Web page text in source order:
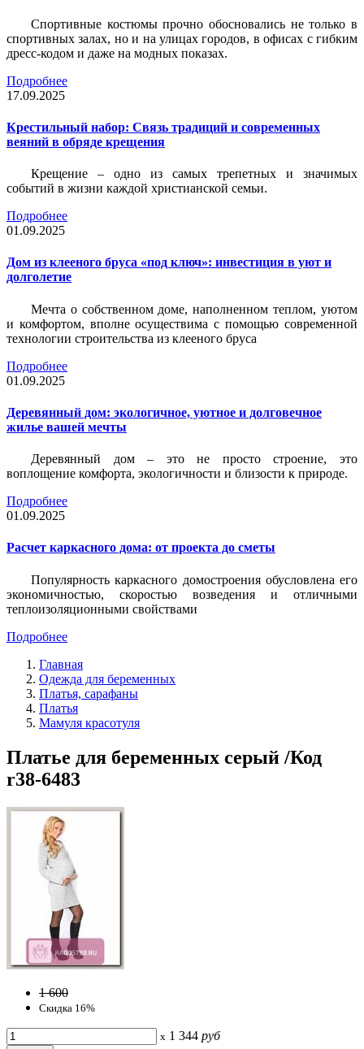
Спортивные костюмы прочно обосновались не только в
спортивных залах, но и на улицах городов, в офисах с гибким
дресс-кодом и даже на модных показах.
Подробнее
17.09.2025
Крестильный набор: Связь традиций и современных
веяний в обряде крещения
Крещение – одно из самых трепетных и значимых
событий в жизни каждой христианской семьи.
Подробнее
01.09.2025
Дом из клееного бруса «под ключ»: инвестиция в уют и
долголетие
Мечта о собственном доме, наполненном теплом, уютом
и комфортом, вполне осуществима с помощью современной
технологии строительства из клееного бруса
Подробнее
01.09.2025
Деревянный дом: экологичное, уютное и долговечное
жилье вашей мечты
Деревянный дом – это не просто строение, это
воплощение комфорта, экологичности и близости к природе.
Подробнее
01.09.2025
Расчет каркасного дома: от проекта до сметы
Популярность каркасного домостроения обусловлена его
экономичностью, скоростью возведения и отличными
теплоизоляционными свойствами
Подробнее
Главная
Одежда для беременных
Платья, сарафаны
Платья
Мамуля красотуля
Платье для беременных серый /Код
r38-6483
1 600
Скидка 16%
x 1 344 руб